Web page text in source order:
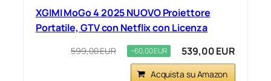
XGIMI MoGo 4 2025 NUOVO Proiettore
Portatile, GTV con Netflix con Licenza
599,00 EUR −60,00 EUR 539,00 EUR
Acquista su Amazon